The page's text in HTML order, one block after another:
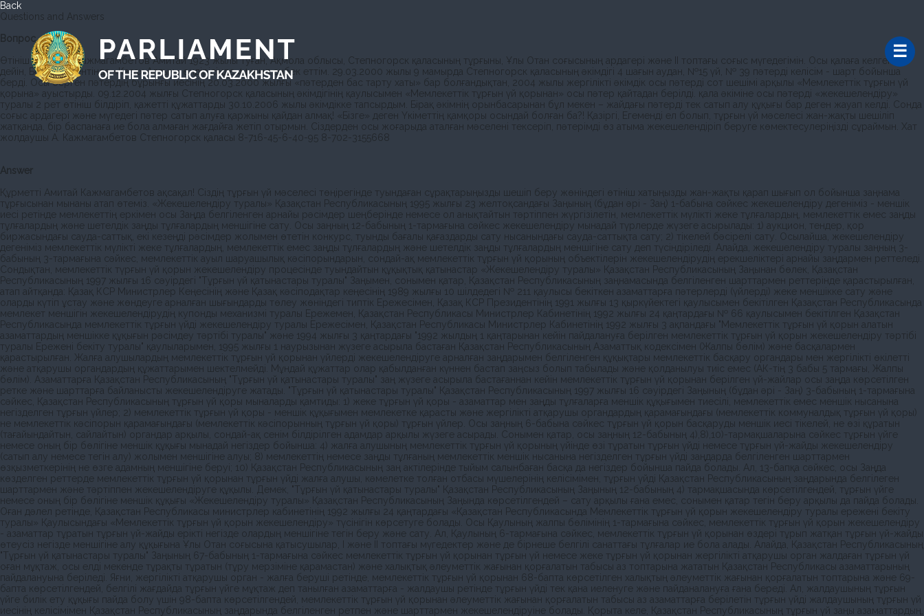
Back
Questions and Answers
Вопрос
Өтініш хат. Мен, Кажмагамбетов Амитай 1923 жылы туған, Ақмола облысы, Степногорск қаласының тұрғыны, Ұлы Отан соғысының ардагері және II топтағы соғыс мүгедегімін. Осы қалаға келгенге
дейін, Бестөбе кентінде «Казах Алтын» өндірісінде 44 жыл еңбек еттім. 29.03.2000 жылы 9 мамырда Степногорск қаласының әкімдігі 4 шағын аудан, №15 үй, № 39 пәтерді келісім - шарт бойынша
берді. Осы берген пәтердің бұрынғы иесінің 20.03.2000 жылғы «пәтерден бас тарту хаты» бар болғандықтан, 2004 жылы жергілікті әкімдік осы пәтерді сот шешімі арқылы «Мемлекеттік тұрғын үй
қорына» ауыстырды. 09.12.2004 жылғы Степногорск қаласының әкімдігінің қаулысымен «Мемлекеттік тұрғын үй қорынан» осы пәтер қайтадан берілді. қала әкіміне осы пәтерді «жекешелендіру»
туралы 2 рет өтініш білдіріп, қажетті құжаттарды 30.10.2006 жылы әкімдікке тапсырдым. Бірақ әкімнің орынбасарынан бұл мекен – жайдағы пәтерді тек сатып алу құқығы бар деген жауап келді. Сонда
соғыс ардагері және мүгедегі пәтер сатып алуға қаржыны қайдан алмақ! «Бізге» деген Үкіметтің қамқоры осындай болған ба?! Қазіргі, Егеменді ел болып, тұрғын үй мәселесі жан-жақты шешіліп
жатқанда, бір баспанаға ие бола алмаған жағдайға жетіп отырмын. Сіздерден осы жоғарыда аталған мәселені тексеріп, пәтерімді өз атыма жекешелендіріп беруге көмектесулеріңізді сұраймын. Хат
жолдаушы А. Кажмагамбетов Степногорск қаласы 8-716-45-6-40-95 8-702-3155668
Answer
Құрметті Амитай Кажмагамбетов ақсақал! Сіздің тұрғын үй мәселесі төңірегінде туындаған сұрақтарыңызды шешіп беру жөніндегі өтініш хатыңызды жан-жақты қарап шығып ол бойынша заңнама
тұрғысынан мынаны атап өтеміз. «Жекешелендiру туралы» Қазақстан Республикасының 1995 жылғы 23 желтоқсандағы Заңының (бұдан әрі - Заң) 1-бабына сәйкес жекешелендiру дегенiмiз - меншiк
иесi ретiнде мемлекеттiң еркiмен осы Заңда белгiленген арнайы рәсiмдер шеңберiнде немесе ол анықтайтын тәртiппен жүргiзiлетiн, мемлекеттiк мүлiктi жеке тұлғалардың, мемлекеттiк емес заңды
тұлғалардың және шетелдiк заңды тұлғалардың меншiгiне сату. Осы заңның 12-бабының 1-тармағына сәйкес жекешелендіру мынадай түрлерде жүзеге асырылады: 1) аукцион, тендер, қор
биржасындағы сауда-саттық, екі кезеңді рәсімдер жолымен өтетін конкурс, туынды бағалы қағаздарды сату нысанындағы сауда-саттықта сату; 2) тікелей бәсірелі сату. Осылайша, жекешелендiру
дегенiмiз мемлекеттiк мүлiктi жеке тұлғалардың, мемлекеттiк емес заңды тұлғалардың және шетелдiк заңды тұлғалардың меншiгiне сату деп түсіндіріледі. Алайда, жекешелендiру туралы заңның 3-
бабының 3-тармағына сәйкес, мемлекеттiк ауыл шаруашылық кәсiпорындарын, сондай-ақ мемлекеттiк тұрғын үй қорының объектiлерiн жекешелендiрудiң ерекшелiктерi арнайы заңдармен реттеледi.
Сондықтан, мемлекеттік түрғын үй қорын жекешелендіру процесінде туындайтын құқықтық қатынастар «Жекешелендіру туралы» Қазақстан Республикасының Заңынан бөлек, Қазақстан
Республикасының 1997 жылғы 16 сәуiрдегi "Тұрғын үй қатынастары туралы" Заңымен, сонымен қатар, Қазақстан Республикасының заңнамасында белгiленген шарттармен реттерінде қарастырылған,
атап айтқанда: Қазақ КСР Министрлер Кеңесiнiң және Қазақ кәсiподақтар кеңесiнiң 1989 жылғы 10 шiлдедегi № 211 қаулысы бекiткен азаматтарға пәтерлердi (үйлердi) жеке меншiкке сату және
оларды күтiп ұстау және жөндеуге арналған шығындарды төлеу жөнiндегi типтiк Ережесiмен, Қазақ КСР Президентiнiң 1991 жылғы 13 қыркүйектегi қаулысымен бекiтiлген Қазақстан Республикасында
мемлекет меншiгiн жекешелендiрудiң купонды механизмi туралы Ережемен, Қазақстан Республикасы Министрлер Кабинетiнiң 1992 жылғы 24 қаңтардағы № 66 қаулысымен бекiтiлген Қазақстан
Республикасында мемлекеттiк тұрғын үйдi жекешелендiру туралы Ережесiмен, Қазақстан Республикасы Министрлер Кабинетiнiң 1992 жылғы 3 ақпандағы "Мемлекеттiк тұрғын үй қорын алатын
азаматтардың меншiкке құқығын рәсiмдеу тәртiбi туралы" және 1994 жылғы 3 қаңтардағы "1992 жылдың 1 қаңтарынан кейiн пайдалануға берiлген мемлекеттiк тұрғын үй қорын жекешелендiру тәртiбi
туралы Ереженi бекiту туралы" қаулыларымен, 1995 жылғы 1 наурызынан жүзеге асырыла бастаған Қазақстан Республикасының Азаматтық кодексiмен (Жалпы бөлiм) және басқалармен
қарастырылған. Жалға алушылардың мемлекеттiк тұрғын үй қорынан үйлердi жекешелендiруге арналған заңдарымен белгiленген құқықтары мемлекеттiк басқару органдары мен жергiлiктi өкiлеттi
және атқарушы органдардың құжаттарымен шектелмейдi. Мұндай құжаттар олар қабылданған күннен бастап заңсыз болып табылады және қолданылуы тиiс емес (АК-тiң 3 бабы 5 тармағы, Жалпы
бөлiм). Азаматтарға Қазақстан Республикасының "Тұрғын үй қатынастары туралы" заң жүзеге асырыла бастағаннан кейiн мемлекеттiк тұрғын үй қорынан берiлген үй-жайлар осы заңда көрсетiлген
ретке және шарттарға байланысты жекешелендiруге жатады. "Тұрғын үй қатынастары туралы" Қазақстан Республикасының 1997 жылғы 16 сәуiрдегi Заңының (бұдан әрі - Заң) 3-бабының 1-тармағына
сәйкес, Қазақстан Республикасының тұрғын үй қоры мыналарды қамтиды: 1) жеке тұрғын үй қоры - азаматтар мен заңды тұлғаларға меншiк құқығымен тиесiлi, мемлекеттiк емес меншiк нысанына
негiзделген тұрғын үйлер; 2) мемлекеттiк тұрғын үй қоры - меншiк құқығымен мемлекетке қарасты және жергiлiктi атқарушы органдардың қарамағындағы (мемлекеттiк коммуналдық тұрғын үй қоры)
не мемлекеттiк кәсiпорын қарамағындағы (мемлекеттiк кәсiпорынның тұрғын үй қоры) тұрғын үйлер. Осы заңның 6-бабына сәйкес тұрғын үй қорын басқаруды меншiк иесi тiкелей, не өзi құратын
(тағайындайтын, сайлайтын) органдар арқылы, сондай-ақ сенiм бiлдiрiлген адамдар арқылы жүзеге асырады. Сонымен қатар, осы заңның 12-бабының 4),8),10)-тармақшаларына сәйкес тұрғын үйге
немесе оның бiр бөлiгiне меншiк құқығы мынадай негiздер бойынша: 4) жалға алушының мемлекеттiк тұрғын үй қорының үйiнде өзi тұратын тұрғын үйдi немесе тұрғын үй-жайды жекешелендiру
(сатып алу немесе тегiн алу) жолымен меншiгiне алуы; 8) мемлекеттiң немесе заңды тұлғаның мемлекеттiк меншiк нысанына негiзделген тұрғын үйдi заңдарда белгiленген шарттармен
өзқызметкерiнiң не өзге адамның меншiгiне беруi; 10) Қазақстан Республикасының заң актiлерiнде тыйым салынбаған басқа да негiздер бойынша пайда болады. Ал, 13-бапқа сәйкес, осы Заңда
көзделген реттерде мемлекеттiк тұрғын үй қорынан тұрғын үйдi жалға алушы, кәмелетке толған отбасы мүшелерiнiң келiсiмiмен, тұрғын үйдi Қазақстан Республикасының заңдарында белгiлеген
шарттармен және тәртiппен жекешелендiруге құқылы. Демек, "Тұрғын үй қатынастары туралы" Қазақстан Республикасының Заңының 12-бабының 4) тармақшасында көрсетілгендей, тұрғын үйге
немесе оның бiр бөлiгiне меншiк құқығы «Жекешелендiру туралы» Қазақстан Республикасының Заңында көрсетілгендей – сату арқылы ғана емес, сонымен қатар тегін беру арқылы да пайда болады.
Оған дәлел ретінде, Қазақстан Республикасы министрлер кабинетінің 1992 жылғы 24 қаңтардағы «Қазақстан Республикасында Мемлекеттік тұрғын үй қорын жекешелендіру туралы ережені бекіту
туралы» Қаулысындағы «Мемлекеттік тұрғын үй қорын жекешелендіру» түсінігін көрсетуге болады. Осы Қаулының жалпы бөлімінің 1-тармағына сәйкес, мемлекеттік тұрғын үй қорын жекешелендіру
- азаматтар тұратын тұрғын үй-жайды ерікті негізде олардың меншігіне тегін беру және сату. Ал, Қаулының 6-тармағына сәйкес, мемлекеттік тұрғын үй қорынан өздері тұрып жатқан тұрғын үй-жайды
өтеусіз негізде меншігіне алу құқығына Ұлы Отан соғысына қатысушылар, I және II топтағы мүгедектер және де бірнеше белгілі санаттағы тұлғалар ие бола алады. Алайда, Қазақстан Республикасының
"Тұрғын үй қатынастары туралы" Заңының 67-бабының 1-тармағына сәйкес мемлекеттiк тұрғын үй қорынан тұрғын үй немесе жеке тұрғын үй қорынан жергiлiктi атқарушы орган жалдаған тұрғын үй
оған мұқтаж, осы елдi мекенде тұрақты тұратын (тұру мерзiмiне қарамастан) және халықтық әлеуметтiк жағынан қорғалатын табысы аз топтарына жататын Қазақстан Республикасы азаматтарының
пайдалануына берiледi. Яғни, жергiлiктi атқарушы орган - жалға беруші ретінде, мемлекеттiк тұрғын үй қорынан 68-бапта көрсетілген халықтың әлеуметтiк жағынан қорғалатын топтарына және 69-
бапта көрсетілгендей, белгілі жағдайда тұрғын үйге мұқтаж деп танылған азаматтарға - жалдаушы ретінде тұрғын үйді тек қана иеленуге және пайданалануға ғана береді. Ал, жалдаушының тұрғын
үйге билік ету құқығы пайда болу үшін 98-бапта көрсетілгендей, мемлекеттiк тұрғын үй қорынан әлеуметтiк жағынан қорғалатын табысы аз азаматтарға берiлетiн тұрғын үйдi жалдаушының тұрғын үй
иесiнiң келiсiмiмен Қазақстан Республикасының заңдарында белгiленген ретпен және шарттармен жекешелендiруiне болады. Қорыта келе, Қазақстан Республикасының тұрғын үй заңы азаматтардың,